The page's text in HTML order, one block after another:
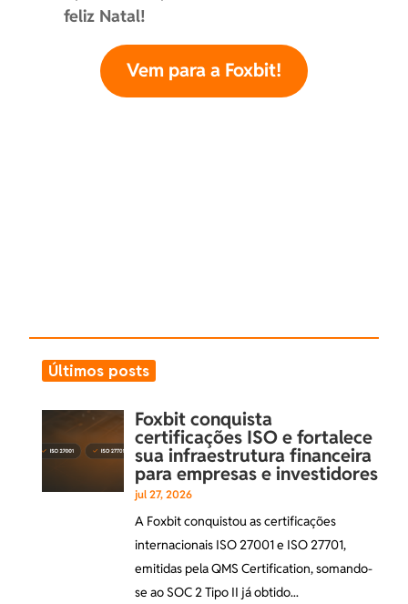
feliz Natal!
Vem para a Foxbit!
Últimos posts
Foxbit conquista
certificações ISO e fortalece
sua infraestrutura financeira
para empresas e investidores
jul 27, 2026
A Foxbit conquistou as certificações
internacionais ISO 27001 e ISO 27701,
emitidas pela QMS Certification, somando-
se ao SOC 2 Tipo II já obtido...